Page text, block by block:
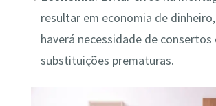
resultar em economia de
haverá necessidade de consertos
substituições prematuras.